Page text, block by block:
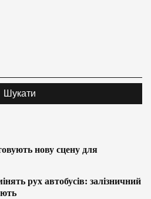
нову сцену для
рух автобусів: залізничний